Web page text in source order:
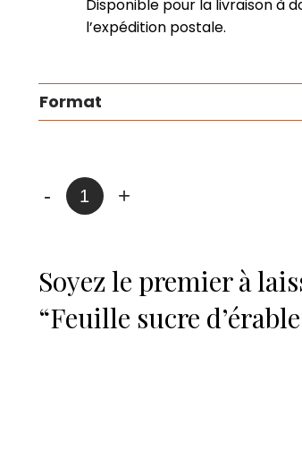
2,25$
Disponible pour la livraison à
l’expédition postale.
Format
-
quantité
de
d'érable
+
Soyez le premier à
“Feuille sucre